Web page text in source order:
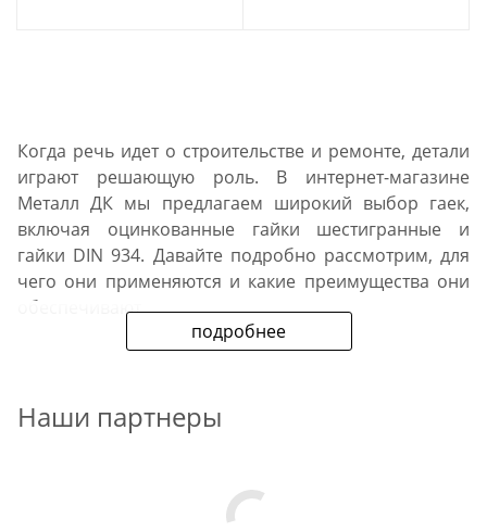
подробнее
Когда речь идет о строительстве и ремонте, детали
играют решающую роль. В интернет-магазине
Металл ДК мы предлагаем широкий выбор гаек,
включая оцинкованные гайки шестигранные и
гайки DIN 934. Давайте подробно рассмотрим, для
чего они применяются и какие преимущества они
обеспечивают.
гайки?
используется для соединения и фиксации деталей.
Они применяются в различных областях
Наши партнеры